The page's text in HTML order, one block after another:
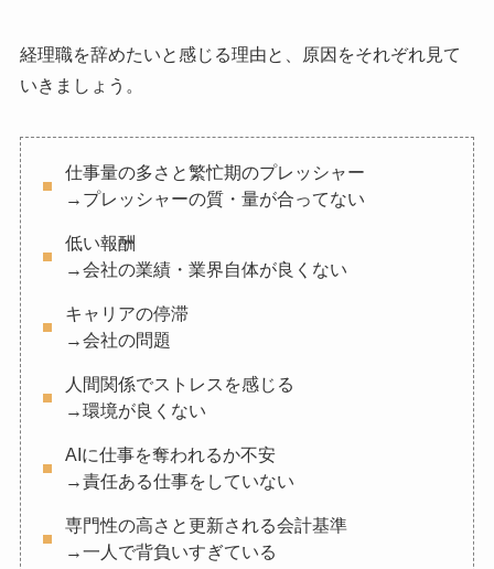
経理職を辞めたいと感じる理由と、原因をそれぞれ見て
いきましょう。
仕事量の多さと繁忙期のプレッシャー
→プレッシャーの質・量が合ってない
低い報酬
→会社の業績・業界自体が良くない
キャリアの停滞
→会社の問題
人間関係でストレスを感じる
→環境が良くない
AIに仕事を奪われるか不安
→責任ある仕事をしていない
専門性の高さと更新される会計基準
→一人で背負いすぎている